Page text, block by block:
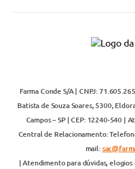
Farma Conde S/A | CNPJ:
Batista de Souza Soares, 5300,
Campos – SP | CEP: 12240-540 |
Central de Relacionamento:
mail:
| Atendimento para dúvidas,